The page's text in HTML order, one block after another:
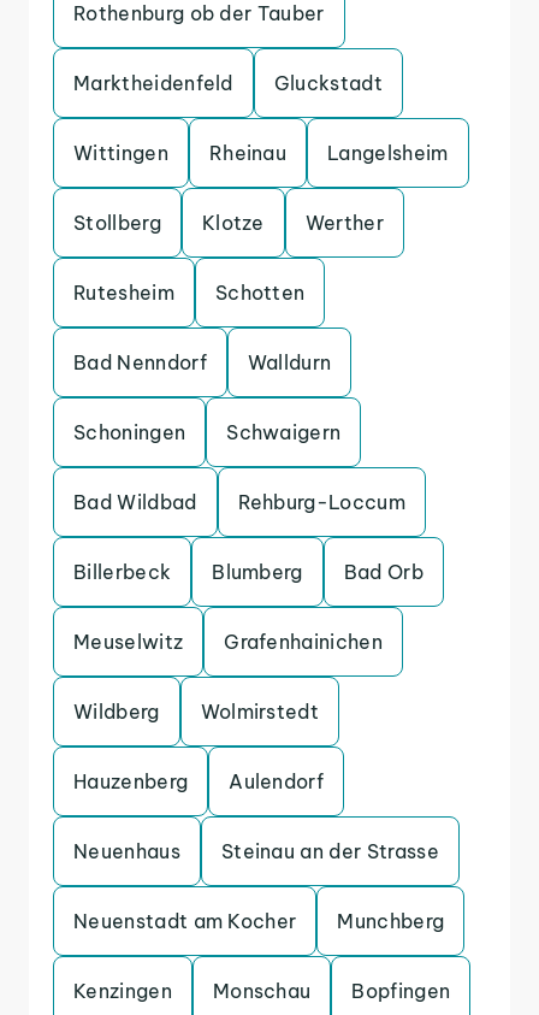
Rothenburg ob der Tauber
Marktheidenfeld Gluckstadt
Wittingen Rheinau Langelsheim
Stollberg Klotze Werther
Rutesheim Schotten
Bad Nenndorf Walldurn
Schoningen Schwaigern
Bad Wildbad Rehburg-Loccum
Billerbeck Blumberg Bad Orb
Meuselwitz Grafenhainichen
Wildberg Wolmirstedt
Hauzenberg Aulendorf
Neuenhaus Steinau an der Strasse
Neuenstadt am Kocher Munchberg
Kenzingen Monschau Bopfingen